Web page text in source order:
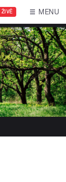
ŽIVĚ MENU